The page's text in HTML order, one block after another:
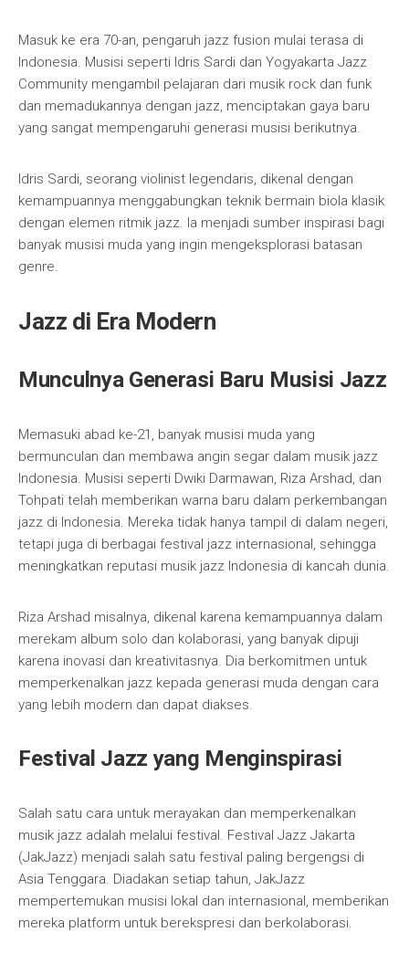
Masuk ke era 70-an, pengaruh jazz fusion mulai terasa di
Indonesia. Musisi seperti Idris Sardi dan Yogyakarta Jazz
Community mengambil pelajaran dari musik rock dan funk
dan memadukannya dengan jazz, menciptakan gaya baru
yang sangat mempengaruhi generasi musisi berikutnya.
Idris Sardi, seorang violinist legendaris, dikenal dengan
kemampuannya menggabungkan teknik bermain biola klasik
dengan elemen ritmik jazz. Ia menjadi sumber inspirasi bagi
banyak musisi muda yang ingin mengeksplorasi batasan
genre.
Jazz di Era Modern
Munculnya Generasi Baru Musisi Jazz
Memasuki abad ke-21, banyak musisi muda yang
bermunculan dan membawa angin segar dalam musik jazz
Indonesia. Musisi seperti Dwiki Darmawan, Riza Arshad, dan
Tohpati telah memberikan warna baru dalam perkembangan
jazz di Indonesia. Mereka tidak hanya tampil di dalam negeri,
tetapi juga di berbagai festival jazz internasional, sehingga
meningkatkan reputasi musik jazz Indonesia di kancah dunia.
Riza Arshad misalnya, dikenal karena kemampuannya dalam
merekam album solo dan kolaborasi, yang banyak dipuji
karena inovasi dan kreativitasnya. Dia berkomitmen untuk
memperkenalkan jazz kepada generasi muda dengan cara
yang lebih modern dan dapat diakses.
Festival Jazz yang Menginspirasi
Salah satu cara untuk merayakan dan memperkenalkan
musik jazz adalah melalui festival. Festival Jazz Jakarta
(JakJazz) menjadi salah satu festival paling bergengsi di
Asia Tenggara. Diadakan setiap tahun, JakJazz
mempertemukan musisi lokal dan internasional, memberikan
mereka platform untuk berekspresi dan berkolaborasi.